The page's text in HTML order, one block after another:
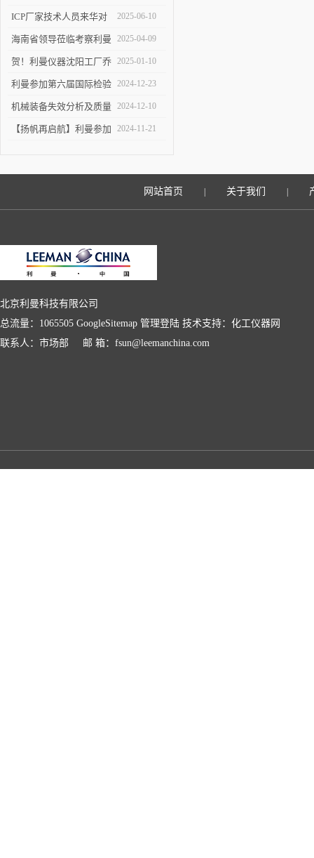
了！
ICP厂家技术人员来华对
利曼进行培训
2025-06-10
海南省领导莅临考察利曼
仪器沈阳工厂
2025-04-09
贺！利曼仪器沈阳工厂乔
迁新址
2025-01-10
利曼参加第六届国际检验
检测技术与装备博览会
2024-12-23
机械装备失效分析及质量
改进技术交流会在陕举办
2024-12-10
【扬帆再启航】利曼参加
展
2024-11-21
网站首页 关于我们
北京利曼科技有限公司
总流量：1065505 GoogleSitemap 管理登陆 技术支持： 化工仪器网
联系人：市场部 邮 箱：fsun@leemanchina.com